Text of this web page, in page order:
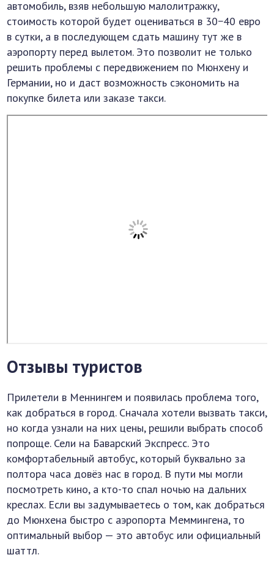
автомобиль, взяв небольшую малолитражку,
стоимость которой будет оцениваться в 30−40 евро
в сутки, а в последующем сдать машину тут же в
аэропорту перед вылетом. Это позволит не только
решить проблемы с передвижением по Мюнхену и
Германии, но и даст возможность сэкономить на
покупке билета или заказе такси.
Отзывы туристов
Прилетели в Меннингем и появилась проблема того,
как добраться в город. Сначала хотели вызвать такси,
но когда узнали на них цены, решили выбрать способ
попроще. Сели на Баварский Экспресс. Это
комфортабельный автобус, который буквально за
полтора часа довёз нас в город. В пути мы могли
посмотреть кино, а кто-то спал ночью на дальних
креслах. Если вы задумываетесь о том, как добраться
до Мюнхена быстро с аэропорта Меммингена, то
оптимальный выбор — это автобус или официальный
шаттл.